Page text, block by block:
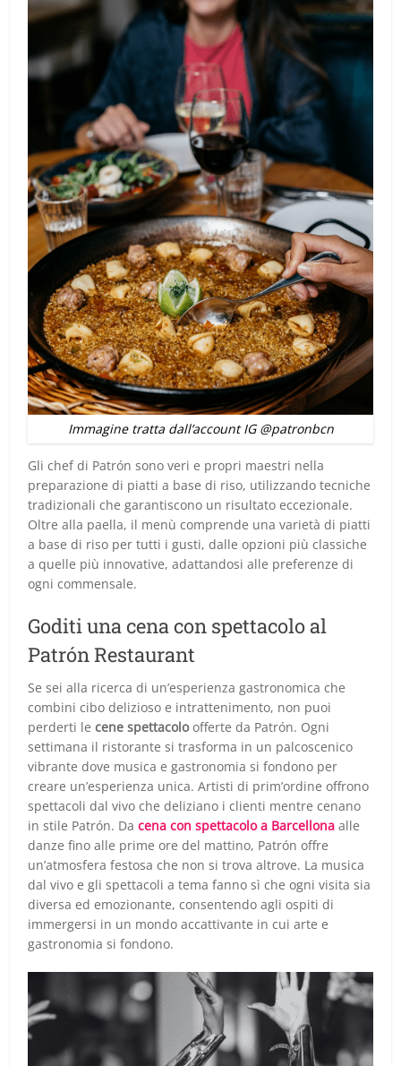
Immagine tratta dall’account IG @patronbcn
Gli chef di Patrón sono veri e propri maestri nella
preparazione di piatti a base di riso, utilizzando tecniche
tradizionali che garantiscono un risultato eccezionale.
Oltre alla paella, il menù comprende una varietà di piatti
a base di riso per tutti i gusti, dalle opzioni più classiche
a quelle più innovative, adattandosi alle preferenze di
ogni commensale.
Goditi una cena con spettacolo al
Patrón Restaurant
Se sei alla ricerca di un’esperienza gastronomica che
combini cibo delizioso e intrattenimento, non puoi
perderti lecene spettacoloofferte da Patrón. Ogni
settimana il ristorante si trasforma in un palcoscenico
vibrante dove musica e gastronomia si fondono per
creare un’esperienza unica. Artisti di prim’ordine offrono
spettacoli dal vivo che deliziano i clienti mentre cenano
in stile Patrón. Dacena con spettacolo a Barcellona alle
danze fino alle prime ore del mattino, Patrón offre
un’atmosfera festosa che non si trova altrove. La musica
dal vivo e gli spettacoli a tema fanno sì che ogni visita sia
diversa ed emozionante, consentendo agli ospiti di
immergersi in un mondo accattivante in cui arte e
gastronomia si fondono.